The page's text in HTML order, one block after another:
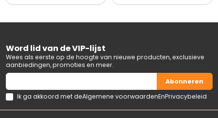
Word lid van de VIP-lijst
Wees als eerste op de hoogte van nieuwe producten, exclusieve
aanbiedingen, promoties en meer.
Abonneren
Ik ga akkoord met deAlgemene voorwaardenEnPrivacybeleid